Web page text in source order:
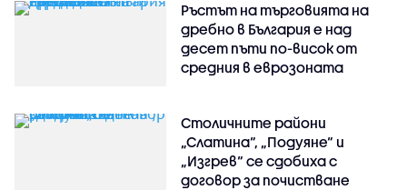
Ръстът на търговията на
дребно в България е над
десет пъти по-висок от
средния в еврозоната
Столичните райони
„Слатина“, „Подуяне“ и
„Изгрев“ се сдобиха с
договор за почистване